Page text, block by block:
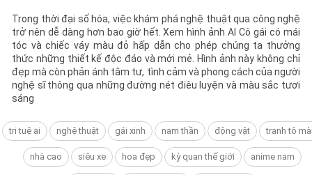
Trong thời đại số hóa, việc khám phá nghệ thuật qua công nghệ
trở nên dễ dàng hơn bao giờ hết. Xem hình ảnh AI Cô gái có mái
tóc và chiếc váy màu đỏ hấp dẫn cho phép chúng ta thưởng
thức những thiết kế độc đáo và mới mẻ. Hình ảnh này không chỉ
đẹp mà còn phản ánh tâm tư, tình cảm và phong cách của người
nghệ sĩ thông qua những đường nét điêu luyện và màu sắc tươi
sáng
tri tuệ ai nghệ thuật gái xinh nam thần động vật tranh tô
nhà cao siêu xe hoa đẹp kỳ quan thế giới anime nam